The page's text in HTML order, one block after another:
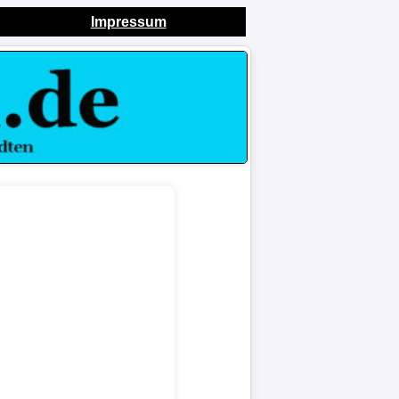
Impressum